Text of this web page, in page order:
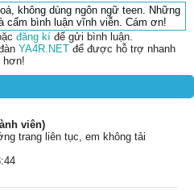
không dùng ngôn ngữ teen. Những
cấm bình luận vĩnh viễn. Cám ơn!
đăng kí để gửi bình luận.
YA4R.NETđể được hỗ trợ nhanh
hơn!
viên)
trang liên tục, em không tải